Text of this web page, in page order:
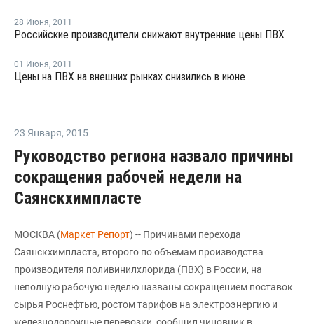
28 Июня, 2011
Российские производители снижают внутренние цены ПВХ
01 Июня, 2011
Цены на ПВХ на внешних рынках снизились в июне
23 Января, 2015
Руководство региона назвало причины
сокращения рабочей недели на
Саянскхимпласте
МОСКВА (Маркет Репорт) -- Причинами перехода
Саянскхимпласта, второго по объемам производства
производителя поливинилхлорида (ПВХ) в России, на
неполную рабочую неделю названы сокращением поставок
сырья Роснефтью, ростом тарифов на электроэнергию и